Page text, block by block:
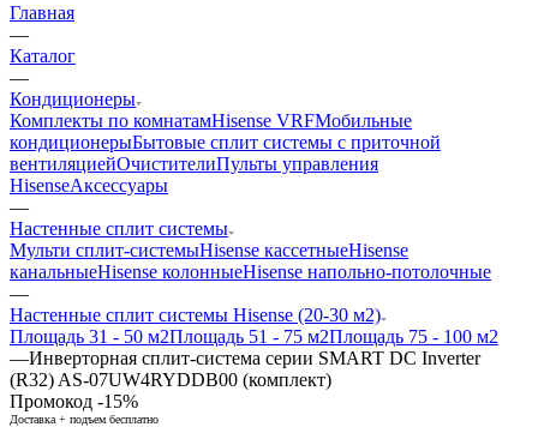
Главная
—
Каталог
—
Кондиционеры
Комплекты по комнатамHisense VRFМобильные
кондиционерыБытовые сплит системы с приточной
вентиляциейОчистителиПульты управления
HisenseАксессуары
—
Настенные сплит системы
Мульти сплит-системыHisense кассетныеHisense
канальныеHisense колонныеHisense напольно-потолочные
—
Настенные сплит системы Hisense (20-30 м2)
Площадь 31 - 50 м2Площадь 51 - 75 м2Площадь 75 - 100 м2
—Инверторная сплит-система серии SMART DC Inverter
(R32) AS-07UW4RYDDB00 (комплект)
Промокод -15%
Доставка + подъем бесплатно